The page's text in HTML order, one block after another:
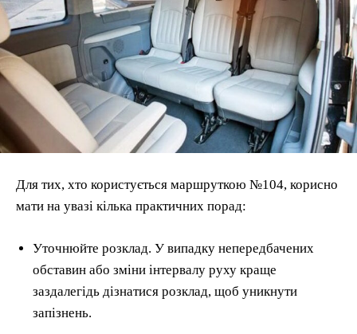
Для тих, хто користується маршруткою №104, корисно
мати на увазі кілька практичних порад:
Уточнюйте розклад. У випадку непередбачених
обставин або зміни інтервалу руху краще
заздалегідь дізнатися розклад, щоб уникнути
запізнень.